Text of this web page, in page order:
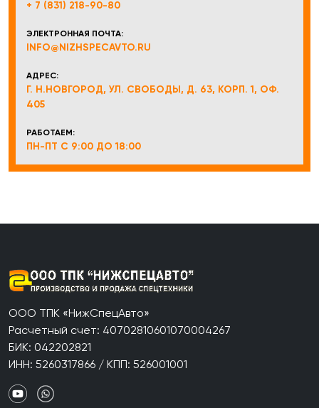
+ 7 (831) 218-90-80
ЭЛЕКТРОННАЯ ПОЧТА:
INFO@NIZHSPECAVTO.RU
АДРЕС:
Г. Н.НОВГОРОД, УЛ. СВОБОДЫ, Д. 63, КОРП. 1, ОФ.
405
РАБОТАЕМ:
ПН-ПТ С 9:00 ДО 18:00
ООО ТПК «НижСпецАвто»
Расчетный счет: 40702810601070004267
БИК: 042202821
ИНН: 5260317866 / КПП: 526001001